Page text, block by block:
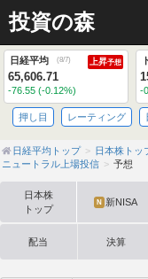
投資の森
日経平均 (8/7) 上昇予想
65,606.71
-76.55 (-0.12%) -
押し目 レーティング
日経平均トップ 日本株トッ
ニュートラル上場投信
予想
日本株
トップ
N 新NISA
配当 決算